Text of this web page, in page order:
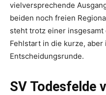
vielversprechende
beiden noch freien
steht trotz einer
Fehlstart in die kurze, aber
Entscheidungsrunde.
SV Todesfelde